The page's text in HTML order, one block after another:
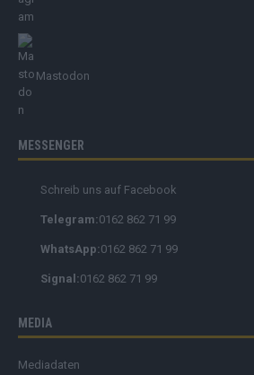
Mastodon
MESSENGER
Schreib uns auf Facebook
Telegram:0162 862 71 99
WhatsApp:0162 862 71 99
Signal:0162 862 71 99
MEDIA
Mediadaten